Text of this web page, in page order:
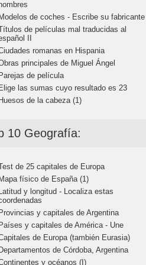
de coches - Escribe su fabricante
de películas mal traducidas al
II
romanas en Hispania
principales de Miguel Ángel
de película
las sumas cuyo resultado es 23
de la cabeza (1)
10 Geografía:
de 25 capitales de Europa
físico de España (1)
y longitud - Localiza estas
y capitales de Argentina
y capitales de América - Une
de Europa (también Eurasia)
de Córdoba, Argentina
y océanos (I)